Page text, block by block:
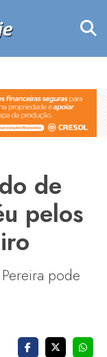
de
pelos
pode